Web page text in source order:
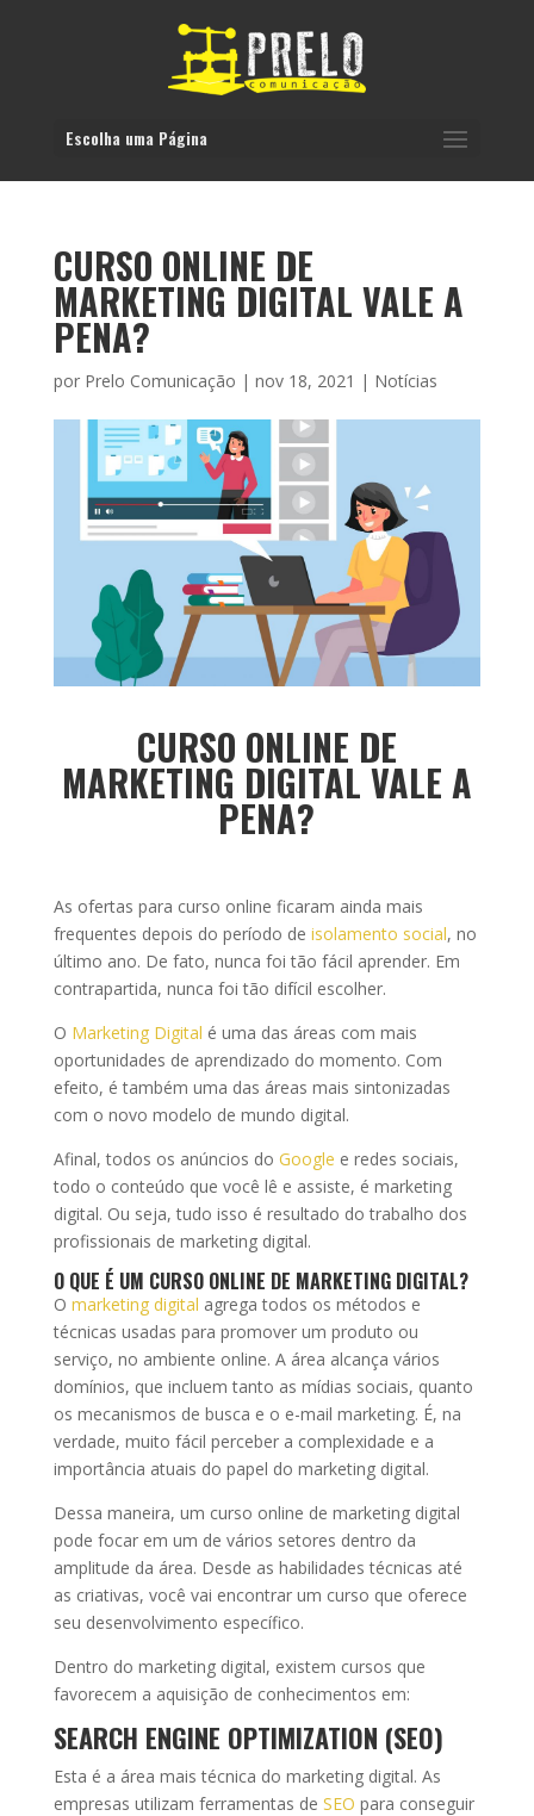
Escolha uma Página
CURSO ONLINE DE
MARKETING DIGITAL VALE A
PENA?
por Prelo Comunicação | nov 18, 2021 | Notícias
CURSO ONLINE DE
MARKETING DIGITAL VALE A
PENA?
As ofertas para curso online ficaram ainda mais
frequentes depois do período de isolamento social, no
último ano. De fato, nunca foi tão fácil aprender. Em
contrapartida, nunca foi tão difícil escolher.
O Marketing Digital é uma das áreas com mais
oportunidades de aprendizado do momento. Com
efeito, é também uma das áreas mais sintonizadas
com o novo modelo de mundo digital.
Afinal, todos os anúncios do Google e redes sociais,
todo o conteúdo que você lê e assiste, é marketing
digital. Ou seja, tudo isso é resultado do trabalho dos
profissionais de marketing digital.
O QUE É UM CURSO ONLINE DE MARKETING DIGITAL?
O marketing digital agrega todos os métodos e
técnicas usadas para promover um produto ou
serviço, no ambiente online. A área alcança vários
domínios, que incluem tanto as mídias sociais, quanto
os mecanismos de busca e o e-mail marketing. É, na
verdade, muito fácil perceber a complexidade e a
importância atuais do papel do marketing digital.
Dessa maneira, um curso online de marketing digital
pode focar em um de vários setores dentro da
amplitude da área. Desde as habilidades técnicas até
as criativas, você vai encontrar um curso que oferece
seu desenvolvimento específico.
Dentro do marketing digital, existem cursos que
favorecem a aquisição de conhecimentos em:
SEARCH ENGINE OPTIMIZATION (SEO)
Esta é a área mais técnica do marketing digital. As
empresas utilizam ferramentas de SEO para conseguir